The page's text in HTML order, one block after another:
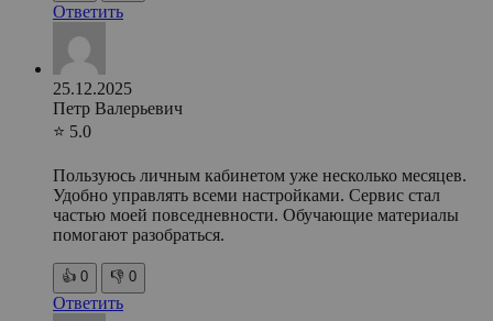
Ответить
25.12.2025
Петр Валерьевич
⭐ 5.0
Пользуюсь личным кабинетом уже несколько месяцев.
Удобно управлять всеми настройками. Сервис стал
частью моей повседневности. Обучающие материалы
помогают разобраться.
👍 0 👎 0
Ответить